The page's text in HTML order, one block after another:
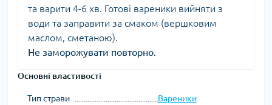
та варити 4-6 хв. Готові вареники вийняти з
води та заправити за смаком (вершковим
маслом, сметаною).
Не заморожувати повторно.
Основні властивості
Тип страви Вареники